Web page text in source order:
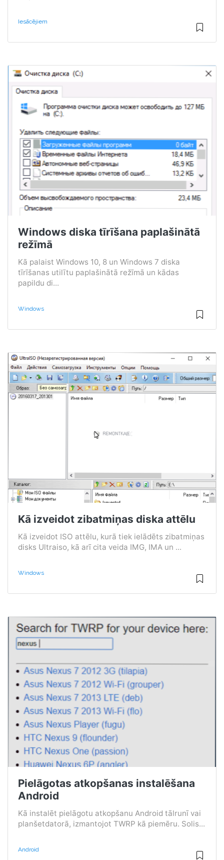
Iesācējiem
Windows diska tīrīšana paplašinātā
režīmā
Kā palaist Windows 10, 8 un Windows 7 diska
tīrīšanas utilītu paplašinātā režīmā un kādas
papildu di...
Windows
Kā izveidot zibatmiņas diska attēlu
Kā izveidot ISO attēlu, kurā tiek ielādēts zibatmiņas
disks Ultraiso, kā arī cita veida IMG, IMA un ...
Windows
Pielāgotas atkopšanas instalēšana
Android
Kā instalēt pielāgotu atkopšanu Android tālrunī vai
planšetdatorā, izmantojot TWRP kā piemēru. Solis...
Android